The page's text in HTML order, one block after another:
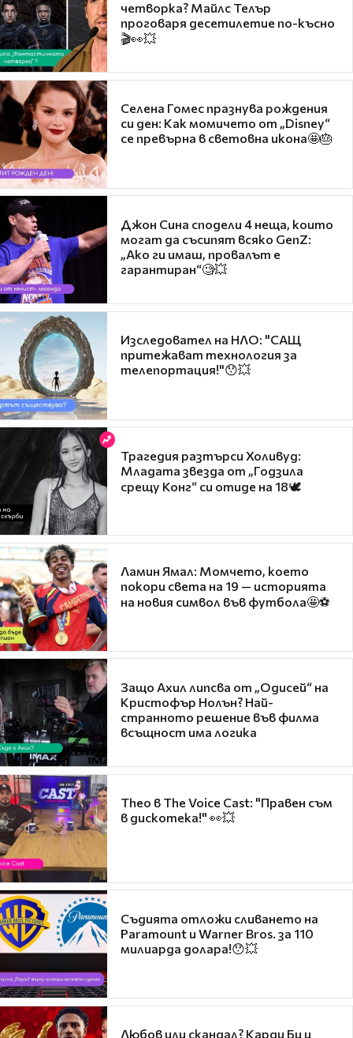
четворка? Майлс Телър
проговаря десетилетие по-късно
🎬👀💥
Селена Гомес празнува рождения
си ден: Как момичето от „Disney“
се превърна в световна икона🤩🎂
Джон Сина сподели 4 неща, които
могат да съсипят всяко GenZ:
„Ако ги имаш, провалът е
гарантиран“🧐💥
Изследовател на НЛО: "САЩ
притежават технология за
телепортация!"😯💥
Трагедия разтърси Холивуд:
Младата звезда от „Годзила
срещу Конг“ си отиде на 18🕊️
Ламин Ямал: Момчето, което
покори света на 19 — историята
на новия символ във футбола🤩⚽
Защо Ахил липсва от „Одисей“ на
Кристофър Нолън? Най-
странното решение във филма
всъщност има логика
Theo в The Voice Cast: "Правен съм
в дискотека!" 👀💥
Съдията отложи сливането на
Paramount и Warner Bros. за 110
милиарда долара!😯💥
Любов или скандал? Карди Би и